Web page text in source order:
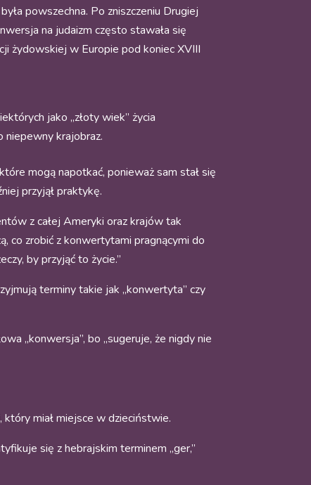
powszechna. Po zniszczeniu Drugiej
na judaizm często stawała się
żydowskiej w Europie pod koniec XVIII
jako „złoty wiek” życia
krajobraz.
mogą napotkać, ponieważ sam stał się
przyjął praktykę.
z całej Ameryki oraz krajów tak
co zrobić z konwertytami pragnącymi do
by przyjąć to życie.”
terminy takie jak „konwertyta” czy
„konwersja”, bo „sugeruje, że nigdy nie
miał miejsce w dzieciństwie.
się z hebrajskim terminem „ger,”